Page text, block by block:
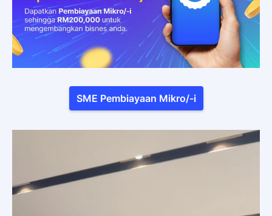
SME Pembiayaan Mikro/-i